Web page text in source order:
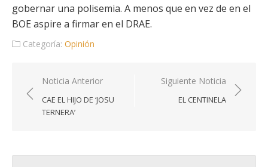
gobernar una polisemia. A menos que en vez de en el
BOE aspire a firmar en el DRAE.
Categoría: Opinión
Navegación
de
entradas
Noticia Anterior
CAE EL HIJO DE ‘JOSU
TERNERA’
Siguiente Noticia
EL CENTINELA